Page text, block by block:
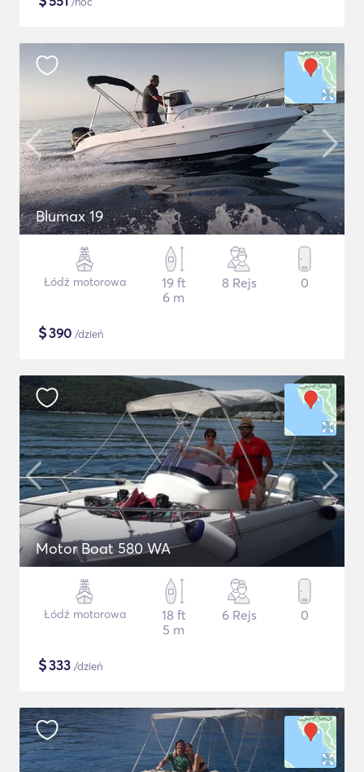
Blumax 19
Łódź motorowa
19 ft
6 m
8 Rejs 0
$390 /dzień
Motor Boat 580 WA
Łódź motorowa
18 ft
5 m
6 Rejs 0
$333 /dzień